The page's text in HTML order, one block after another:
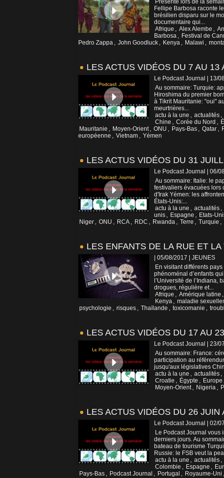
Présenté lors de la
Fellipe Barbosa raconte
brésilien disparu sur le
documentaire qui...
Afrique , Alex Alembe ,
Barbosa , Festival de
Pedro Zappa , John Goodluck , Kenya , Malawi ,
LES ACTUS VIDÉOS DU 7 AU 13
Le Podcast Journal | 13/
Au sommaire: Turquie:
Hiroshima du premier
à Tikrit Mauritanie: "oui"
meurtrières...
actu à la une , actualités ,
Chine , Corée du Nord ,
Mauritanie , Moyen-Orient , ONU , Pays-Bas , Qatar ,
européenne , Vietnam , Yémen
LES ACTUS VIDÉOS DU 31
Le Podcast Journal | 06/
Au sommaire: Italie: le
festivaliers évacuées lors
d'Irak Yémen: les
États-Unis:...
actu à la une , actualités ,
unis , Espagne , Etats-
Niger , ONU , RCA , RDC , Rwanda , Terre , Turquie ,
LES ENFANTS DE LA RUE ET
| 05/08/2017
JEUNES
En visitant différents
phénoménal d’enfants
l’Université de l’Indiana,
drogues, régulière et...
Afrique , Amérique latine ,
Kenya , maladie
psychologie , risques , Thaïlande , toxicomanie ,
LES ACTUS VIDÉOS DU 17 AU
Le Podcast Journal | 23/
Au sommaire: France:
participation au
jusqu'aux législatives
actu à la une , actualités ,
Croatie , Égypte , Europe
Moyen-Orient , Nigeria ,
LES ACTUS VIDÉOS DU 26 JUIN
Le Podcast Journal | 02/
Le Podcast Journal vous
derniers jours. Au
bateau de tourisme
Russie: le FSB veut la
actu à la une , actualités ,
Colombie , Espagne ,
Pays-Bas , Podcast Journal , Portugal , Royaume-Uni ,